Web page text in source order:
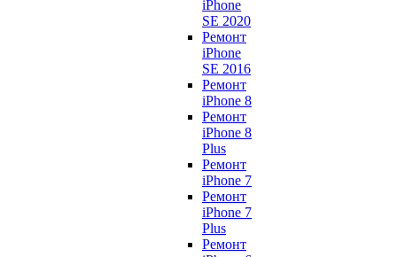
iPhone
SE 2020
Ремонт
iPhone
SE 2016
Ремонт
iPhone 8
Ремонт
iPhone 8
Plus
Ремонт
iPhone 7
Ремонт
iPhone 7
Plus
Ремонт